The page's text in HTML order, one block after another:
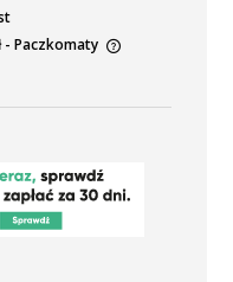
- Paczkomaty
płatności